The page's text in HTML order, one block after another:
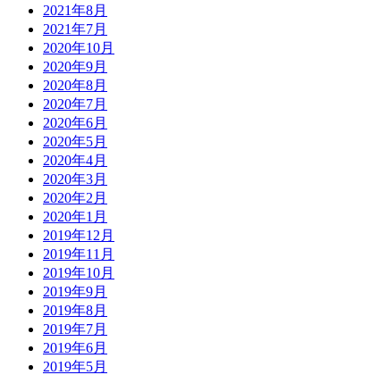
2021年8月
2021年7月
2020年10月
2020年9月
2020年8月
2020年7月
2020年6月
2020年5月
2020年4月
2020年3月
2020年2月
2020年1月
2019年12月
2019年11月
2019年10月
2019年9月
2019年8月
2019年7月
2019年6月
2019年5月